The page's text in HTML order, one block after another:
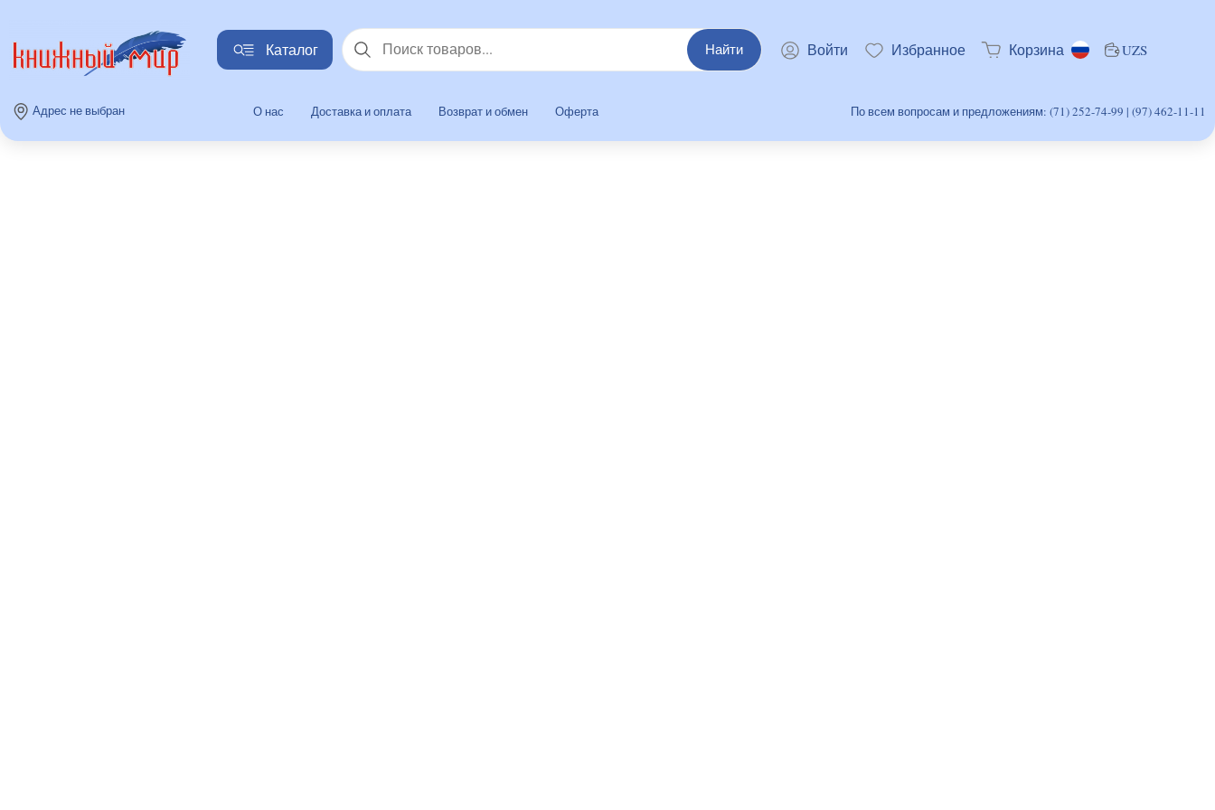
Каталог Найти Найти Войти Избранное Корзина UZS
Адрес не выбран О нас Доставка и оплата Возврат и обмен Оферта По всем вопросам и предложениям: (71) 252-74-99 | (97) 462-11-11